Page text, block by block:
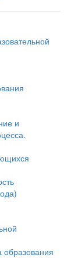
и
образования